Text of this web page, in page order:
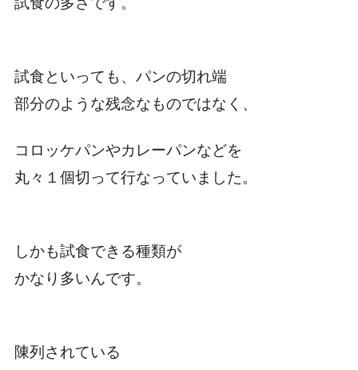
試食といっても、パンの切れ端
部分のような残念なものではなく、
コロッケパンやカレーパンなどを
丸々１個切って行なっていました。
しかも試食できる種類が
かなり多いんです。
陳列されている